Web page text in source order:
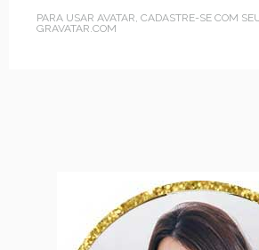
PARA USAR AVATAR, CADASTRE-SE COM
GRAVATAR.COM